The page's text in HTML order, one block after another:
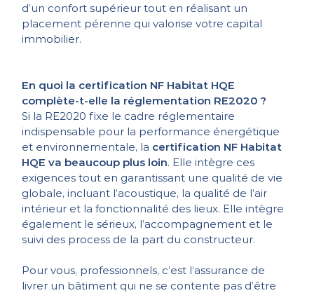
d’un confort supérieur tout en réalisant un
placement pérenne qui valorise votre capital
immobilier.
En quoi la certification NF Habitat HQE
complète-t-elle la réglementation RE2020 ?
Si la RE2020 fixe le cadre réglementaire
indispensable pour la performance énergétique
et environnementale, la certification NF Habitat
HQE va beaucoup plus loin. Elle intègre ces
exigences tout en garantissant une qualité de vie
globale, incluant l’acoustique, la qualité de l’air
intérieur et la fonctionnalité des lieux. Elle intègre
également le sérieux, l’accompagnement et le
suivi des process de la part du constructeur.
Pour vous, professionnels, c’est l’assurance de
livrer un bâtiment qui ne se contente pas d’être